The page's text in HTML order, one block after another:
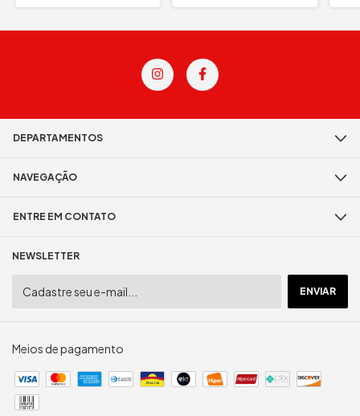
DEPARTAMENTOS
NAVEGAÇÃO
ENTRE EM CONTATO
NEWSLETTER
Meios de pagamento